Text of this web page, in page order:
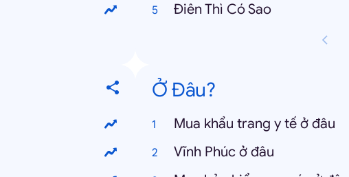
Điên Thì Có Sao
Ở Đâu?
Mua khẩu trang y tế ở đâu
Vĩnh Phúc ở đâu